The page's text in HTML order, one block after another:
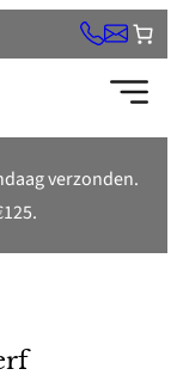
verzonden.